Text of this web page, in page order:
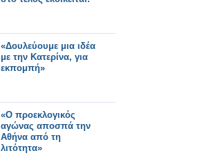
«Δουλεύουμε μια ιδέα
με την Κατερίνα, για
εκπομπή»
«Ο προεκλογικός
αγώνας αποσπά την
Αθήνα από τη
λιτότητα»